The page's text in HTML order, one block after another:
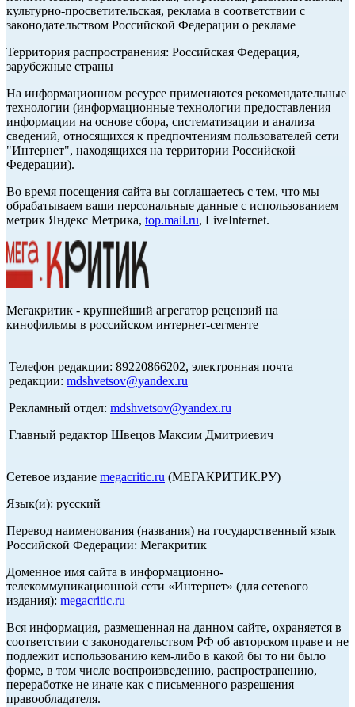
культурно-просветительская, реклама в соответствии с
законодательством Российской Федерации о рекламе
Территория распространения: Российская Федерация,
зарубежные страны
На информационном ресурсе применяются рекомендательные
технологии (информационные технологии предоставления
информации на основе сбора, систематизации и анализа
сведений, относящихся к предпочтениям пользователей сети
"Интернет", находящихся на территории Российской
Федерации).
Во время посещения сайта вы соглашаетесь с тем, что мы
обрабатываем ваши персональные данные с использованием
метрик Яндекс Метрика, top.mail.ru, LiveInternet.
Мегакритик - крупнейший агрегатор рецензий на
кинофильмы в российском интернет-сегменте
Телефон редакции: 89220866202, электронная почта
редакции: mdshvetsov@yandex.ru
Рекламный отдел: mdshvetsov@yandex.ru
Главный редактор Швецов Максим Дмитриевич
Сетевое издание megacritic.ru (МЕГАКРИТИК.РУ)
Язык(и): русский
Перевод наименования (названия) на государственный язык
Российской Федерации: Мегакритик
Доменное имя сайта в информационно-
телекоммуникационной сети «Интернет» (для сетевого
издания): megacritic.ru
Вся информация, размещенная на данном сайте, охраняется в
соответствии с законодательством РФ об авторском праве и не
подлежит использованию кем-либо в какой бы то ни было
форме, в том числе воспроизведению, распространению,
переработке не иначе как с письменного разрешения
правообладателя.